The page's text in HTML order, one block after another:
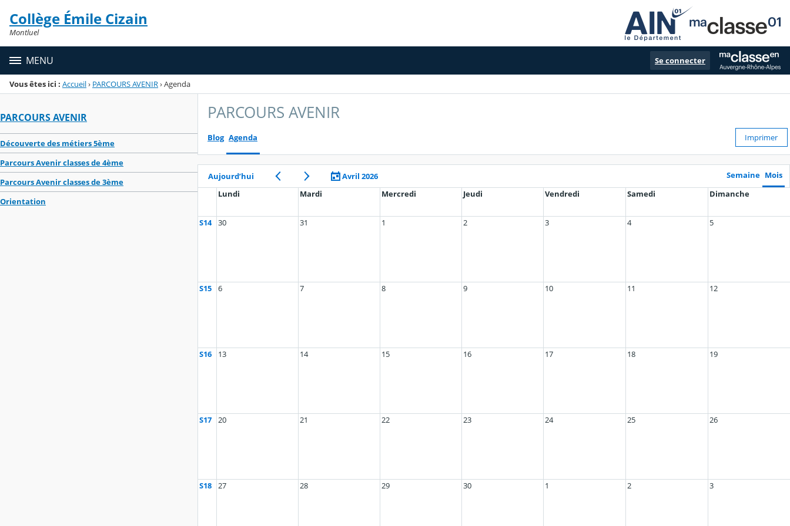
Menu de la rubrique
Contenu
Collège Émile Cizain
Montluel
MENU Se connecter
Vous êtes ici : Accueil› PARCOURS AVENIR›Agenda
PARCOURS AVENIR
Découverte des métiers 5ème
Parcours Avenir classes de 4ème
Parcours Avenir classes de 3ème
Orientation
PARCOURS AVENIR
Blog Agenda Imprimer
Aujourd’hui Avril 2026 Semaine Mois
Lundi
Mardi Mercredi Jeudi Vendredi Samedi Dimanche
S14 30 31 1 2 3 4 5
S15 6 7 8 9 10 11 12
S16 13 14 15 16 17 18 19
S17 20 21 22 23 24 25 26
S18 27 28 29 30 1 2 3